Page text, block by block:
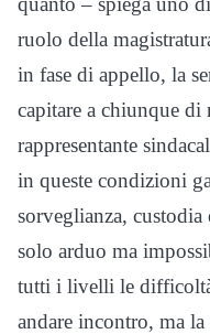
ruolo della
in fase di appello, la
capitare a chiunque
rappresentante
in queste condizioni
sorveglianza,
solo arduo ma
tutti i livelli le
andare incontro, ma